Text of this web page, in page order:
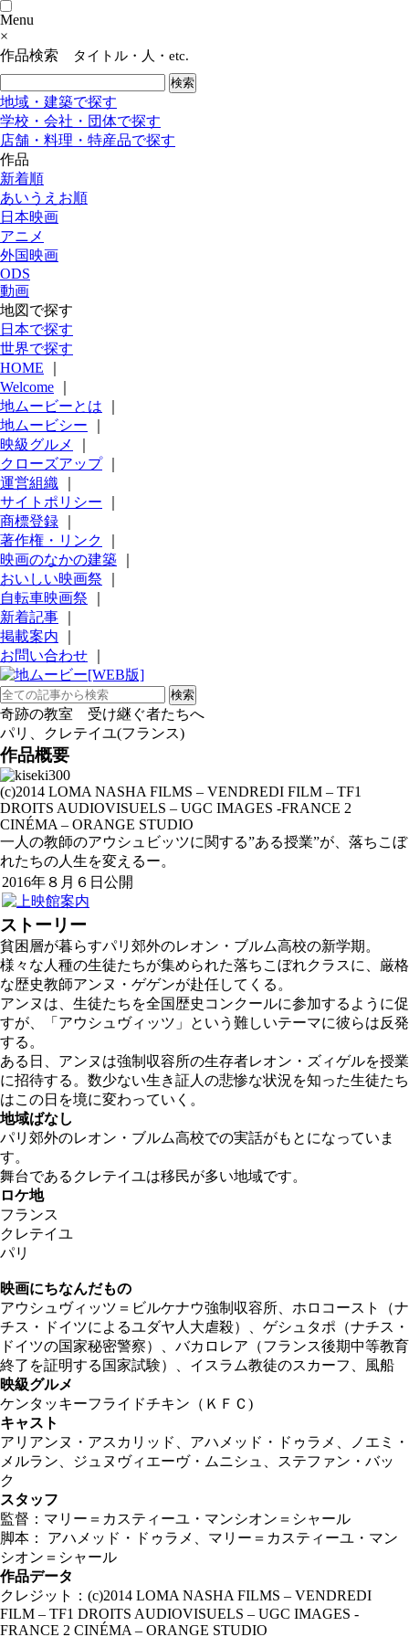
Menu
×
作品検索
タイトル・人・etc.
地域・建築で探す
学校・会社・団体で探す
店舗・料理・特産品で探す
作品
新着順
あいうえお順
日本映画
アニメ
外国映画
ODS
動画
地図で探す
日本で探す
世界で探す
HOME
Welcome
地ムービーとは
地ムービシー
映級グルメ
クローズアップ｜
運営組織
サイトポリシー
商標登録
著作権・リンク
映画のなかの建築
おいしい映画祭
自転車映画祭
新着記事
掲載案内
お問い合わせ
奇跡の教室 受け継ぐ者たちへ
パリ、クレテイユ(フランス)
作品概要
(c)2014 LOMA NASHA FILMS – VENDREDI FILM – TF1
DROITS AUDIOVISUELS – UGC IMAGES -FRANCE 2
CINÉMA – ORANGE STUDIO
一人の教師のアウシュビッツに関する”ある授業”が、落ちこぼ
れたちの人生を変えるー。
2016年８月６日公開
ストーリー
貧困層が暮らすパリ郊外のレオン・ブルム高校の新学期。
様々な人種の生徒たちが集められた落ちこぼれクラスに、厳格
な歴史教師アンヌ・ゲゲンが赴任してくる。
アンヌは、生徒たちを全国歴史コンクールに参加するように促
すが、「アウシュヴィッツ」という難しいテーマに彼らは反発
する。
ある日、アンヌは強制収容所の生存者レオン・ズィゲルを授業
に招待する。数少ない生き証人の悲惨な状況を知った生徒たち
はこの日を境に変わっていく。
地域ばなし
パリ郊外のレオン・ブルム高校での実話がもとになっていま
す。
舞台であるクレテイユは移民が多い地域です。
ロケ地
フランス
クレテイユ
パリ
映画にちなんだもの
アウシュヴィッツ＝ビルケナウ強制収容所、ホロコースト（ナ
チス・ドイツによるユダヤ人大虐殺）、ゲシュタポ（ナチス・
ドイツの国家秘密警察）、バカロレア（フランス後期中等教育
終了を証明する国家試験）、イスラム教徒のスカーフ、風船
映級グルメ
ケンタッキーフライドチキン（ＫＦＣ)
キャスト
アリアンヌ・アスカリッド、アハメッド・ドゥラメ、ノエミ・
メルラン、ジュヌヴィエーヴ・ムニシュ、ステファン・バッ
ク
スタッフ
監督：マリー＝カスティーユ・マンシオン＝シャール
脚本： アハメッド・ドゥラメ、マリー＝カスティーユ・マン
シオン＝シャール
作品データ
クレジット：(c)2014 LOMA NASHA FILMS – VENDREDI
FILM – TF1 DROITS AUDIOVISUELS – UGC IMAGES -
FRANCE 2 CINÉMA – ORANGE STUDIO